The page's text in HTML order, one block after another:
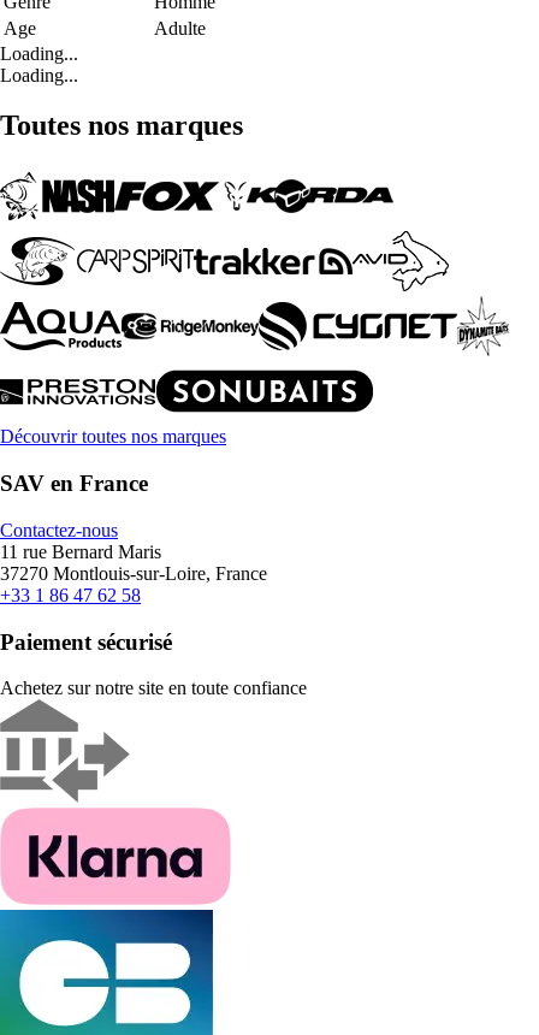
Age
Adulte
Loading...
Loading...
Toutes nos marques
Découvrir toutes nos marques
SAV en France
Contactez-nous
11 rue Bernard Maris
37270 Montlouis-sur-Loire, France
+33 1 86 47 62 58
Paiement sécurisé
Achetez sur notre site en toute confiance